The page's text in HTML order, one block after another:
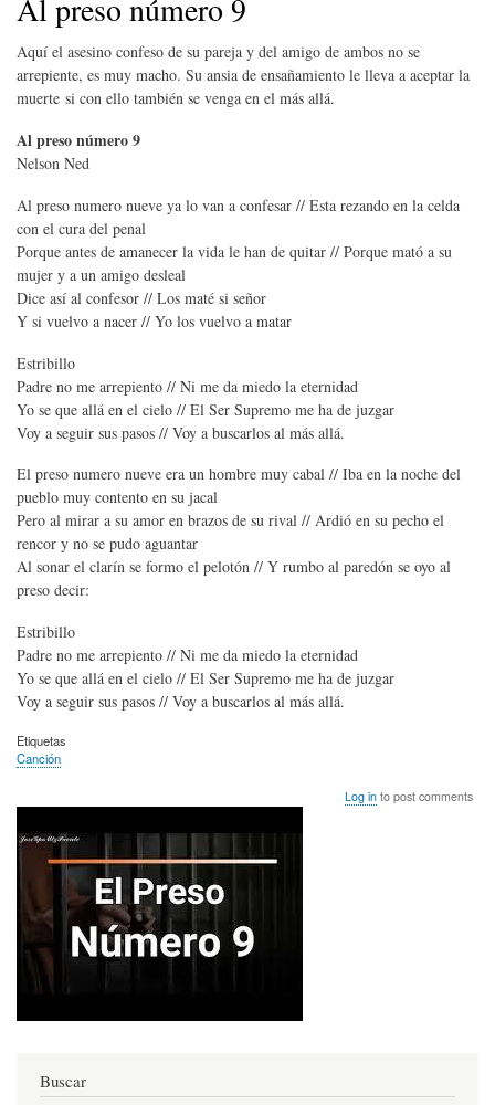
Al preso número 9
Aquí el asesino confeso de su pareja y del amigo de ambos no se
arrepiente, es muy macho. Su ansia de ensañamiento le lleva a aceptar la
muerte si con ello también se venga en el más allá.
Al preso número 9
Nelson Ned
Al preso numero nueve ya lo van a confesar // Esta rezando en la celda
con el cura del penal
Porque antes de amanecer la vida le han de quitar // Porque mató a su
mujer y a un amigo desleal
Dice así al confesor // Los maté si señor
Y si vuelvo a nacer // Yo los vuelvo a matar
Estribillo
Padre no me arrepiento // Ni me da miedo la eternidad
Yo se que allá en el cielo // El Ser Supremo me ha de juzgar
Voy a seguir sus pasos // Voy a buscarlos al más allá.
El preso numero nueve era un hombre muy cabal // Iba en la noche del
pueblo muy contento en su jacal
Pero al mirar a su amor en brazos de su rival // Ardió en su pecho el
rencor y no se pudo aguantar
Al sonar el clarín se formo el pelotón // Y rumbo al paredón se oyo al
preso decir:
Estribillo
Padre no me arrepiento // Ni me da miedo la eternidad
Yo se que allá en el cielo // El Ser Supremo me ha de juzgar
Voy a seguir sus pasos // Voy a buscarlos al más allá.
Etiquetas
Canción
Log into post comments
Buscar